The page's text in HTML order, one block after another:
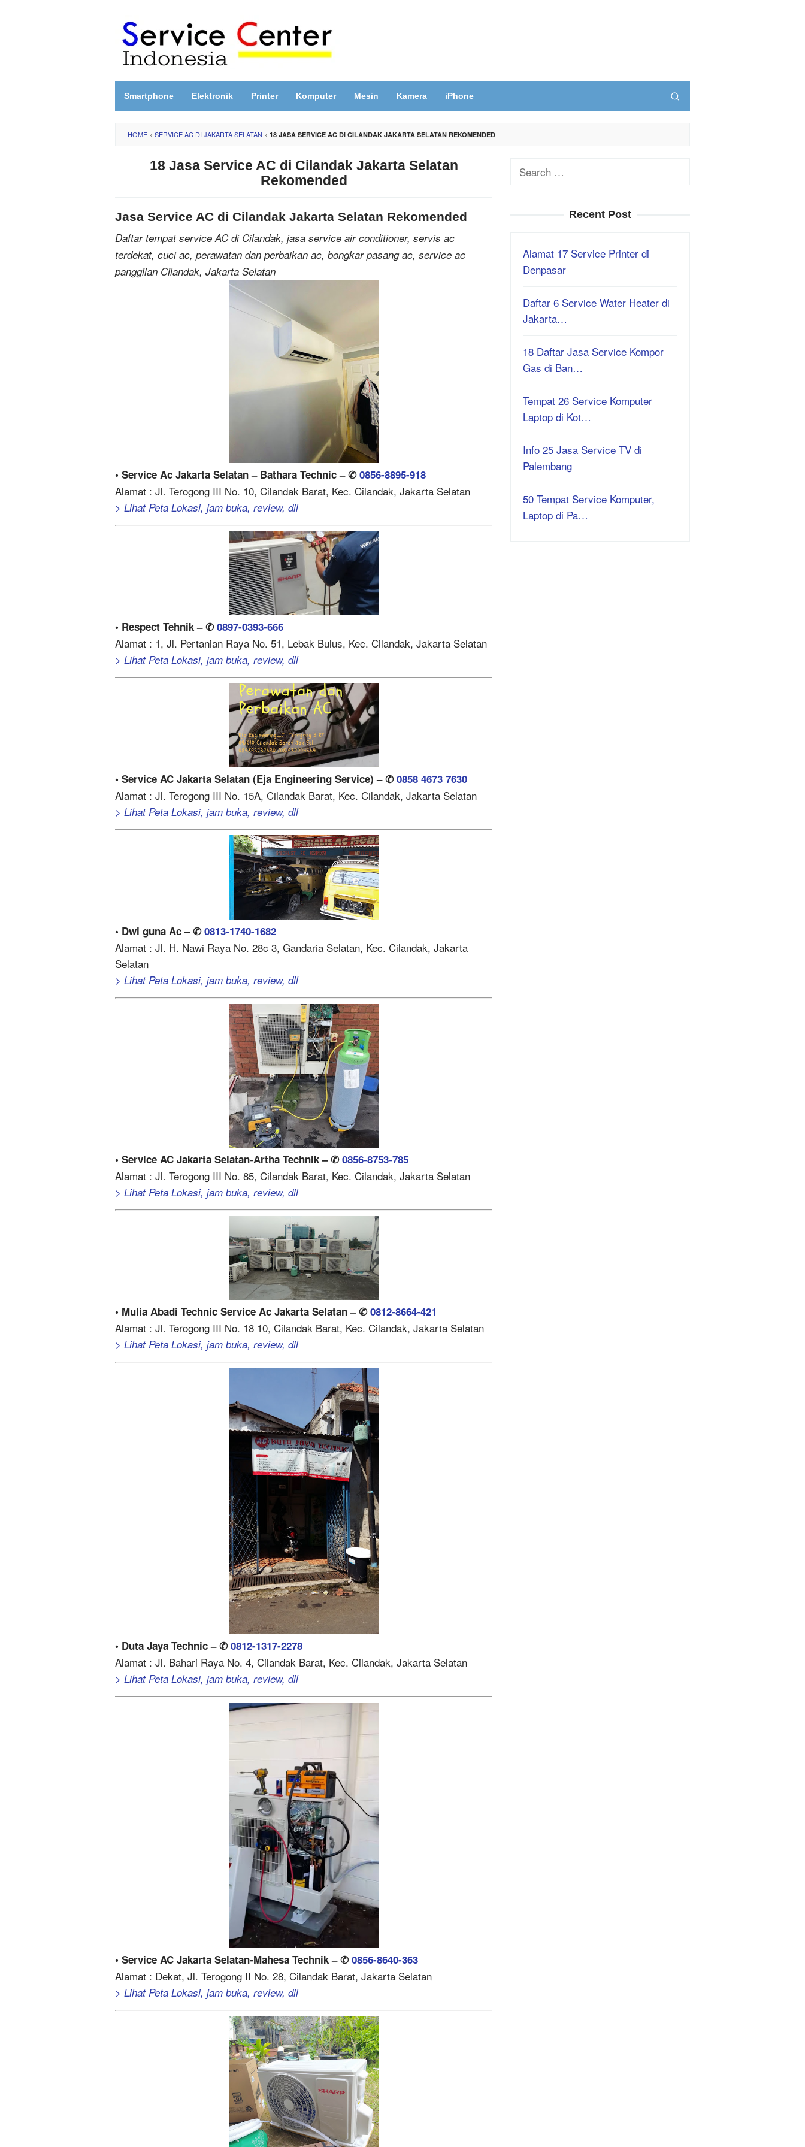
content
Smartphone Elektronik Printer Komputer Mesin Kamera iPhone
HOME » SERVICE AC DI JAKARTA SELATAN » 18 JASA SERVICE AC DI CILANDAK JAKARTA SELATAN REKOMENDED
18 Jasa Service AC di Cilandak Jakarta Selatan
Rekomended
Jasa Service AC di Cilandak Jakarta Selatan Rekomended
Daftar tempat service AC di Cilandak, jasa service air conditioner, servis ac
terdekat, cuci ac, perawatan dan perbaikan ac, bongkar pasang ac, service ac
panggilan Cilandak, Jakarta Selatan
• Service Ac Jakarta Selatan – Bathara Technic – ✆0856-8895-918
Alamat : Jl. Terogong III No. 10, Cilandak Barat, Kec. Cilandak, Jakarta Selatan
> Lihat Peta Lokasi, jam buka, review, dll
• Respect Tehnik – ✆0897-0393-666
Alamat : 1, Jl. Pertanian Raya No. 51, Lebak Bulus, Kec. Cilandak, Jakarta Selatan
> Lihat Peta Lokasi, jam buka, review, dll
• Service AC Jakarta Selatan (Eja Engineering Service) – ✆0858 4673 7630
Alamat : Jl. Terogong III No. 15A, Cilandak Barat, Kec. Cilandak, Jakarta Selatan
> Lihat Peta Lokasi, jam buka, review, dll
• Dwi guna Ac – ✆0813-1740-1682
Alamat : Jl. H. Nawi Raya No. 28c 3, Gandaria Selatan, Kec. Cilandak, Jakarta
Selatan
> Lihat Peta Lokasi, jam buka, review, dll
• Service AC Jakarta Selatan-Artha Technik – ✆0856-8753-785
Alamat : Jl. Terogong III No. 85, Cilandak Barat, Kec. Cilandak, Jakarta Selatan
> Lihat Peta Lokasi, jam buka, review, dll
• Mulia Abadi Technic Service Ac Jakarta Selatan – ✆0812-8664-421
Alamat : Jl. Terogong III No. 18 10, Cilandak Barat, Kec. Cilandak, Jakarta Selatan
> Lihat Peta Lokasi, jam buka, review, dll
• Duta Jaya Technic – ✆0812-1317-2278
Alamat : Jl. Bahari Raya No. 4, Cilandak Barat, Kec. Cilandak, Jakarta Selatan
> Lihat Peta Lokasi, jam buka, review, dll
• Service AC Jakarta Selatan-Mahesa Technik – ✆0856-8640-363
Alamat : Dekat, Jl. Terogong II No. 28, Cilandak Barat, Jakarta Selatan
> Lihat Peta Lokasi, jam buka, review, dll
Search
Recent Post
Alamat 17 Service Printer di
Denpasar
Daftar 6 Service Water Heater di
Jakarta…
18 Daftar Jasa Service Kompor
Gas di Ban…
Tempat 26 Service Komputer
Laptop di Kot…
Info 25 Jasa Service TV di
Palembang
50 Tempat Service Komputer,
Laptop di Pa…